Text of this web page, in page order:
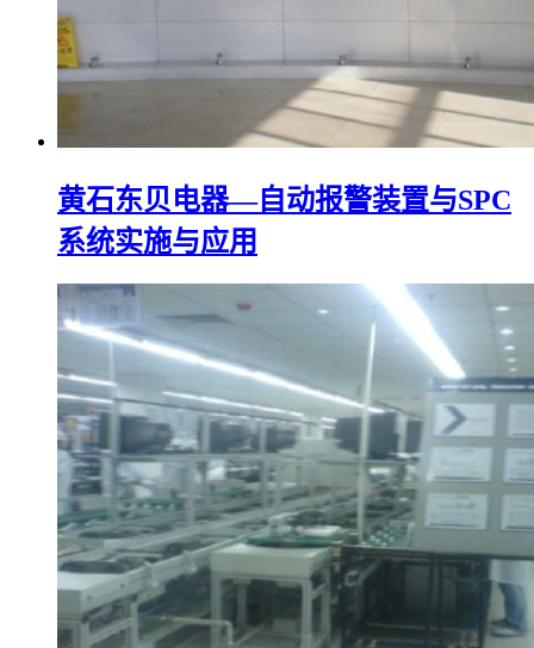
黄石东贝电器—自动报警装置与SPC
系统实施与应用